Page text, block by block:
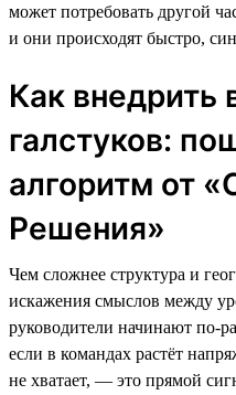
может потребовать другой
и они происходят быстро,
Как внедрить
галстуков:
алгоритм от
Решения»
Чем сложнее структура и
искажения смыслов между
руководители начинают по-
если в командах растёт
не хватает, — это прямой